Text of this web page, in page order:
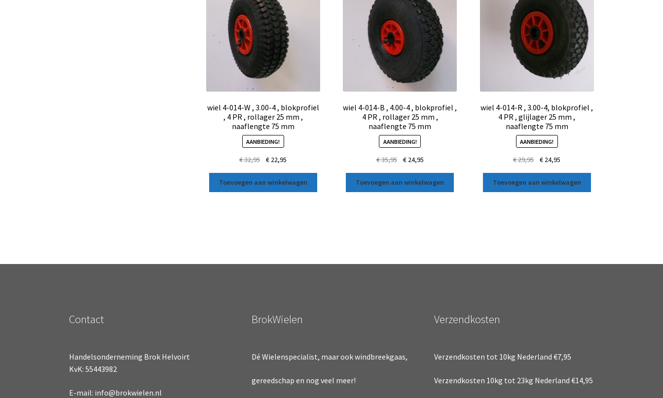
wiel 4-014-W , 3.00-4 , blokprofiel
, 4 PR , rollager 25 mm ,
naaflengte 75 mm
AANBIEDING!
€32,95 € 22,95
Toevoegen aan winkelwagen
wiel 4-014-B , 4.00-4 , blokprofiel ,
4 PR , rollager 25 mm ,
naaflengte 75 mm
AANBIEDING!
€35,95 €24,95
Toevoegen aan winkelwagen
wiel 4-014-R , 3.00-4, blokprofiel ,
4 PR , glijlager 25 mm ,
naaflengte 75 mm
AANBIEDING!
€29,95 € 24,95
Toevoegen aan winkelwagen
Contact
Handelsonderneming Brok Helvoirt
KvK: 55443982
E-mail: info@brokwielen.nl
BrokWielen
Dé Wielenspecialist, maar ook windbreekgaas,
gereedschap en nog veel meer!
Verzendkosten
Verzendkosten tot 10kg Nederland €7,95
Verzendkosten 10kg tot 23kg Nederland €14,95